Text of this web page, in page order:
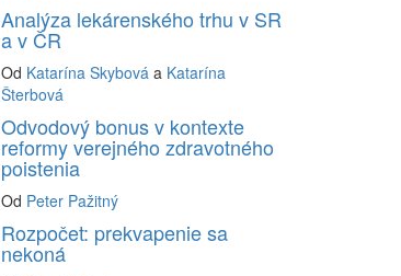
Analýza lekárenského trhu v SR
a v ČR
Od Katarína Skybová a Katarína
Šterbová
Odvodový bonus v kontexte
reformy verejného zdravotného
poistenia
Od Peter Pažitný
Rozpočet: prekvapenie sa
nekoná